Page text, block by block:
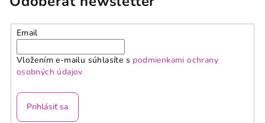
Email
Vložením e-mailu súhlasíte s podmienkami ochrany
osobných údajov
Prihlásiť sa